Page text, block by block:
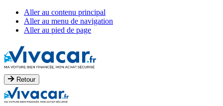
Aller au contenu principal
Aller au menu de navigation
Aller au pied de page
Retour